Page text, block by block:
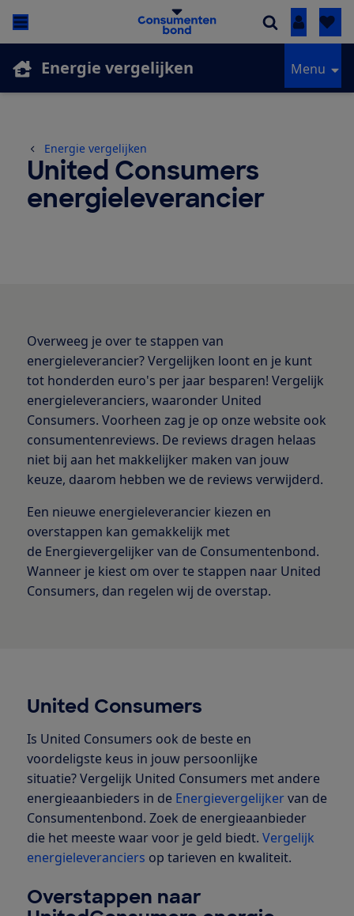
Inloggen
Energie vergelijken Menu
Energie vergelijken
United Consumers
energieleverancier
Overweeg je over te stappen van
energieleverancier? Vergelijken loont en je kunt
tot honderden euro's per jaar besparen! Vergelijk
energieleveranciers, waaronder United
Consumers. Voorheen zag je op onze website ook
consumentenreviews. De reviews dragen helaas
niet bij aan het makkelijker maken van jouw
keuze, daarom hebben we de reviews verwijderd.
Een nieuwe energieleverancier kiezen en
overstappen kan gemakkelijk met
de Energievergelijker van de Consumentenbond.
Wanneer je kiest om over te stappen naar United
Consumers, dan regelen wij de overstap.
United Consumers
Is United Consumers ook de beste en
voordeligste keus in jouw persoonlijke
situatie? Vergelijk United Consumers met andere
energieaanbieders in de Energievergelijkervan de
Consumentenbond. Zoek de energieaanbieder
die het meeste waar voor je geld biedt. Vergelijk
energieleveranciers op tarieven en kwaliteit.
Overstappen naar